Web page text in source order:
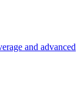
and advanced